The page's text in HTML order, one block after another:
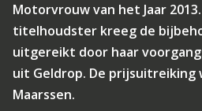
Motorvrouw van het Jaar
titelhoudster kreeg de
uitgereikt door haar
uit Geldrop. De prijsuitreiking
Maarssen.